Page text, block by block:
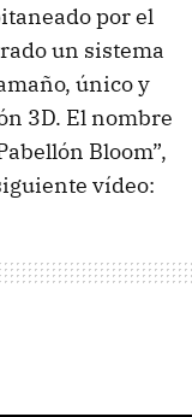
por el
un sistema
único y
3D. El nombre
Bloom”,
vídeo: